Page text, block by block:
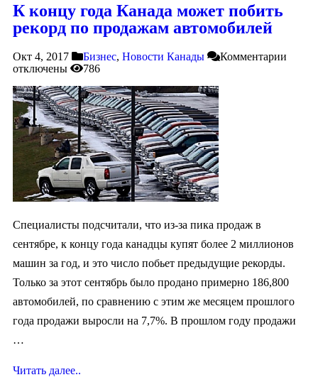
К концу года Канада может побить
рекорд по продажам автомобилей
Окт 4, 2017 Бизнес, Новости Канады
Комментарии
отключены
786
Специалисты подсчитали, что из-за пика продаж в
сентябре, к концу года канадцы купят более 2 миллионов
машин за год, и это число побьет предыдущие рекорды.
Только за этот сентябрь было продано примерно 186,800
автомобилей, по сравнению с этим же месяцем прошлого
года продажи выросли на 7,7%. В прошлом году продажи
…
Читать далее..